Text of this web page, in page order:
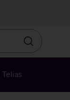
Otsin
Telias